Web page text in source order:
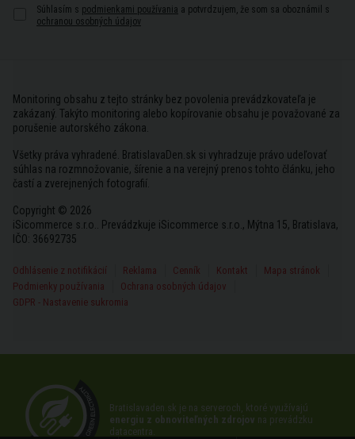
Súhlasím s podmienkami používania a potvrdzujem, že som sa oboznámil s
ochranou osobných údajov
Monitoring obsahu z tejto stránky bez povolenia prevádzkovateľa je
zakázaný. Takýto monitoring alebo kopírovanie obsahu je považované za
porušenie autorského zákona.
Všetky práva vyhradené. BratislavaDen.sk si vyhradzuje právo udeľovať
súhlas na rozmnožovanie, šírenie a na verejný prenos tohto článku, jeho
častí a zverejnených fotografií.
Copyright © 2026
iSicommerce s.r.o.. Prevádzkuje iSicommerce s.r.o., Mýtna 15, Bratislava,
IČO: 36692735
Odhlásenie z notifikácií Reklama Cenník Kontakt
Mapa stránok
Podmienky používania
Ochrana osobných údajov
GDPR - Nastavenie sukromia
Bratislavaden.sk je na serveroch, ktoré využívajú
energiu z obnoviteľných zdrojov na prevádzku
datacentra.